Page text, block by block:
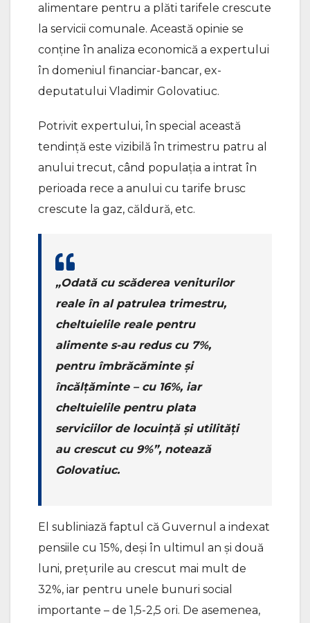
alimentare pentru a plăti tarifele crescute
la servicii comunale. Această opinie se
conține în analiza economică a expertului
în domeniul financiar-bancar, ex-
deputatului Vladimir Golovatiuc.
Potrivit expertului, în special această
tendință este vizibilă în trimestru patru al
anului trecut, când populația a intrat în
perioada rece a anului cu tarife brusc
crescute la gaz, căldură, etc.
„Odată cu scăderea veniturilor
reale în al patrulea trimestru,
cheltuielile reale pentru
alimente s-au redus cu 7%,
pentru îmbrăcăminte și
încălțăminte – cu 16%, iar
cheltuielile pentru plata
serviciilor de locuință și utilități
au crescut cu 9%”, notează
Golovatiuc.
El subliniază faptul că Guvernul a indexat
pensiile cu 15%, deși în ultimul an și două
luni, prețurile au crescut mai mult de
32%, iar pentru unele bunuri social
importante – de 1,5-2,5 ori. De asemenea,